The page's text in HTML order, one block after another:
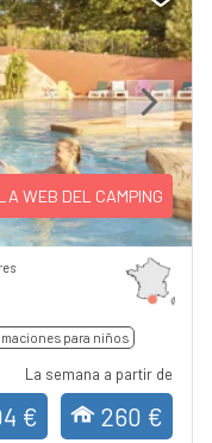
Next
WEB DEL CAMPING
para niños
La semana a partir de
€ 260 €